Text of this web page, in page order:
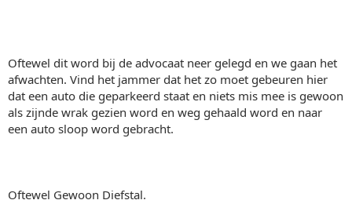
Oftewel dit word bij de advocaat neer gelegd en we gaan het
afwachten. Vind het jammer dat het zo moet gebeuren hier
dat een auto die geparkeerd staat en niets mis mee is gewoon
als zijnde wrak gezien word en weg gehaald word en naar
een auto sloop word gebracht.
Oftewel Gewoon Diefstal.